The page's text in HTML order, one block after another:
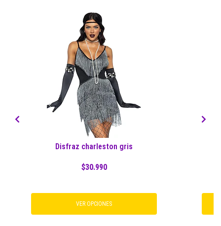
Disfraz charleston gris
$30.990
VER OPCIONES